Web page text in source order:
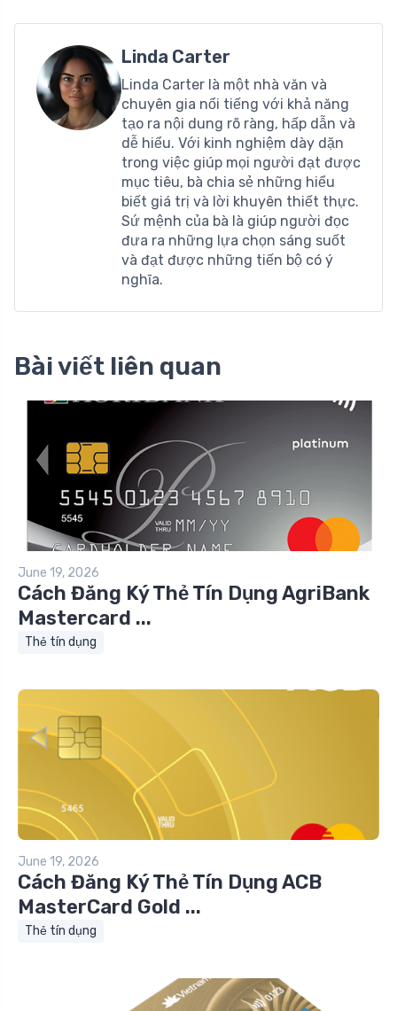
Linda Carter
Linda Carter là một nhà văn và
chuyên gia nổi tiếng với khả năng
tạo ra nội dung rõ ràng, hấp dẫn và
dễ hiểu. Với kinh nghiệm dày dặn
trong việc giúp mọi người đạt được
mục tiêu, bà chia sẻ những hiểu
biết giá trị và lời khuyên thiết thực.
Sứ mệnh của bà là giúp người đọc
đưa ra những lựa chọn sáng suốt
và đạt được những tiến bộ có ý
nghĩa.
Bài viết liên quan
June 19, 2026
Cách Đăng Ký Thẻ Tín Dụng AgriBank
Mastercard ...
Thẻ tín dụng
June 19, 2026
Cách Đăng Ký Thẻ Tín Dụng ACB
MasterCard Gold ...
Thẻ tín dụng